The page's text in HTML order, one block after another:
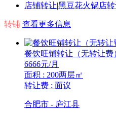
店铺转让|黑豆花火锅店转
转铺 查看更多信息
餐饮旺铺转让（无转让费
6666元/月
面积 : 200两层㎡
转让费 : 面议
合肥市 - 庐江县